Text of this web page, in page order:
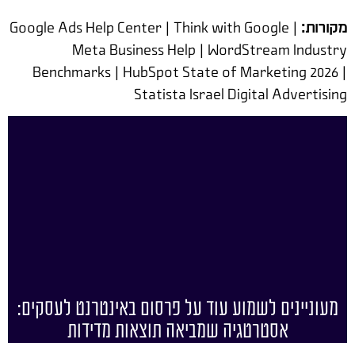
מקורות: Google Ads Help Center | Think with Google |
Meta Business Help | WordStream Industry
Benchmarks | HubSpot State of Marketing 2026 |
Statista Israel Digital Advertising
מעוניינים לשמוע עוד על פרסום באינטרנט לעסקים:
אסטרטגיה שמביאה תוצאות מדידות